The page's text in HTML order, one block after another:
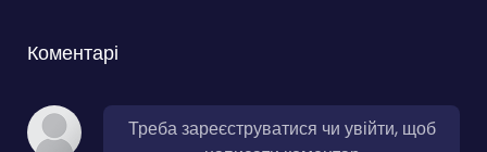
Коментарі
Треба зареєструватися чи увійти, щоб